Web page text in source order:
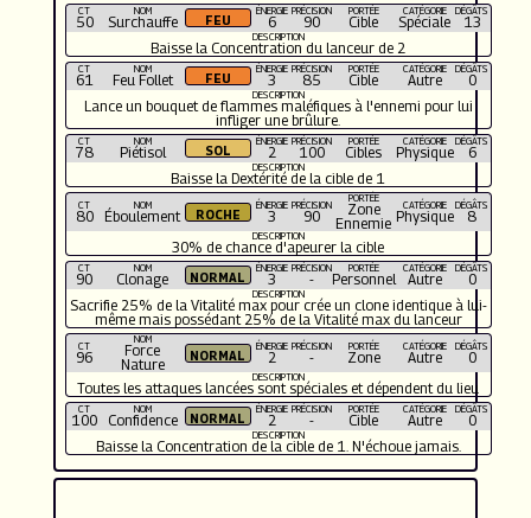
CT
50
NOM
Surchauffe
ÉNERGIE
6
PRÉCISION
90
PORTÉE
Cible
CATÉGORIE
Spéciale
DÉGÂTS
13
DESCRIPTION
Baisse la Concentration du lanceur de 2
CT
61
NOM
Feu Follet
ÉNERGIE
3
PRÉCISION
85
PORTÉE
Cible
CATÉGORIE
Autre
DÉGÂTS
0
DESCRIPTION
Lance un bouquet de flammes maléfiques à l'ennemi pour lui
infliger une brûlure.
CT
78
NOM
Piétisol
ÉNERGIE
2
PRÉCISION
100
PORTÉE
Cibles
CATÉGORIE
Physique
DÉGÂTS
6
DESCRIPTION
Baisse la Dextérité de la cible de 1
CT
80
NOM
Éboulement
ÉNERGIE
3
PRÉCISION
90
PORTÉE
Zone
Ennemie
CATÉGORIE
Physique
DÉGÂTS
8
DESCRIPTION
30% de chance d'apeurer la cible
CT
90
NOM
Clonage
ÉNERGIE
3
PRÉCISION
-
PORTÉE
Personnel
CATÉGORIE
Autre
DÉGÂTS
0
DESCRIPTION
Sacrifie 25% de la Vitalité max pour crée un clone identique à lui-
même mais possédant 25% de la Vitalité max du lanceur
CT
96
NOM
Force
Nature
ÉNERGIE
2
PRÉCISION
-
PORTÉE
Zone
CATÉGORIE
Autre
DÉGÂTS
0
DESCRIPTION
Toutes les attaques lancées sont spéciales et dépendent du lieu
CT
100
NOM
Confidence
ÉNERGIE
2
PRÉCISION
-
PORTÉE
Cible
CATÉGORIE
Autre
DÉGÂTS
0
DESCRIPTION
Baisse la Concentration de la cible de 1. N'échoue jamais.